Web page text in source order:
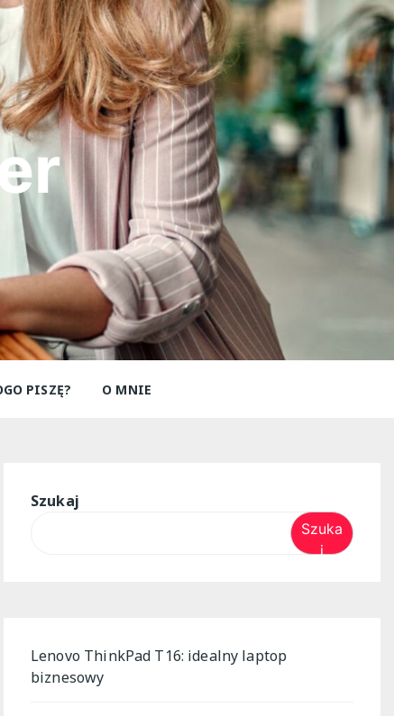
PISZĘ? O MNIE
Szukaj
Szuka
j
Lenovo ThinkPad T16: idealny laptop
biznesowy